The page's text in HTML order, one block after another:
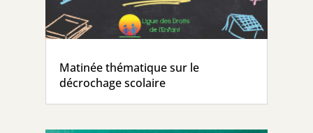
Matinée thématique sur le
décrochage scolaire